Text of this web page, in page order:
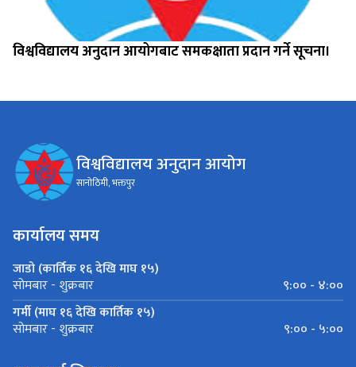
विश्वविद्यालय अनुदान आयोगबाट समकक्षाता प्रदान गर्ने सूचना।
विश्वविद्यालय अनुदान आयोग
सानोठिमी, भक्तपुर
कार्यालय समय
जाडो (कार्तिक १६ देखि माघ १५)
सोमबार - शुक्रबार
९:०० - ४:००
गर्मी (माघ १६ देखि कार्तिक १५)
सोमबार - शुक्रबार ९:०० - ५:००